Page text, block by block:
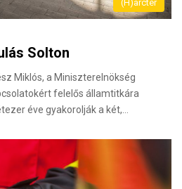
(H)arctér
Solton
Miklós, a Miniszterelnökség
felelős államtitkára
éve gyakorolják a két,…